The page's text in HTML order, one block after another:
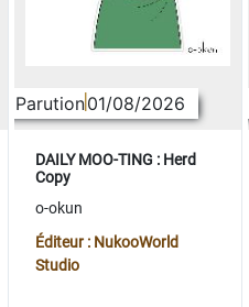
Parution01/08/2026
DAILY MOO-TING : Herd
Copy
o-okun
Éditeur : NukooWorld
Studio